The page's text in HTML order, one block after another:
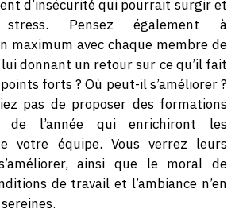
d’insécurité qui pourrait surgir et
Pensez également à
maximum avec chaque membre de
donnant un retour sur ce qu’il fait
forts ? Où peut-il s’améliorer ?
pas de proposer des formations
l’année qui enrichiront les
votre équipe. Vous verrez leurs
ainsi que le moral de
de travail et l’ambiance n’en